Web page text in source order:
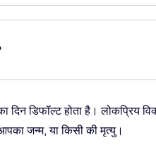
डिफॉल्ट होता है। लोकप्रिय
जन्म, या किसी की मृत्यु।